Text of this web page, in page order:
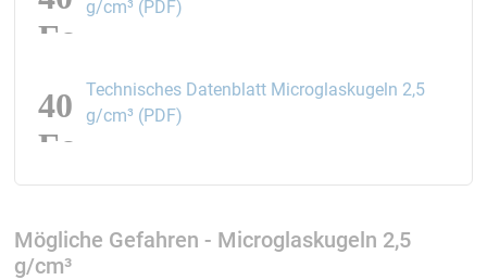
g/cm³ (PDF)
Technisches Datenblatt Microglaskugeln 2,5
g/cm³ (PDF)
Mögliche Gefahren - Microglaskugeln 2,5
g/cm³